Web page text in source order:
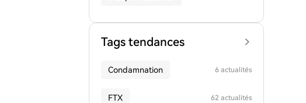
Tags tendances
Condamnation 6 actualités
FTX 62 actualités